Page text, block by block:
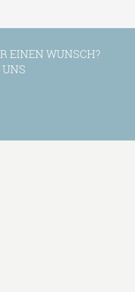
EINEN WUNSCH?